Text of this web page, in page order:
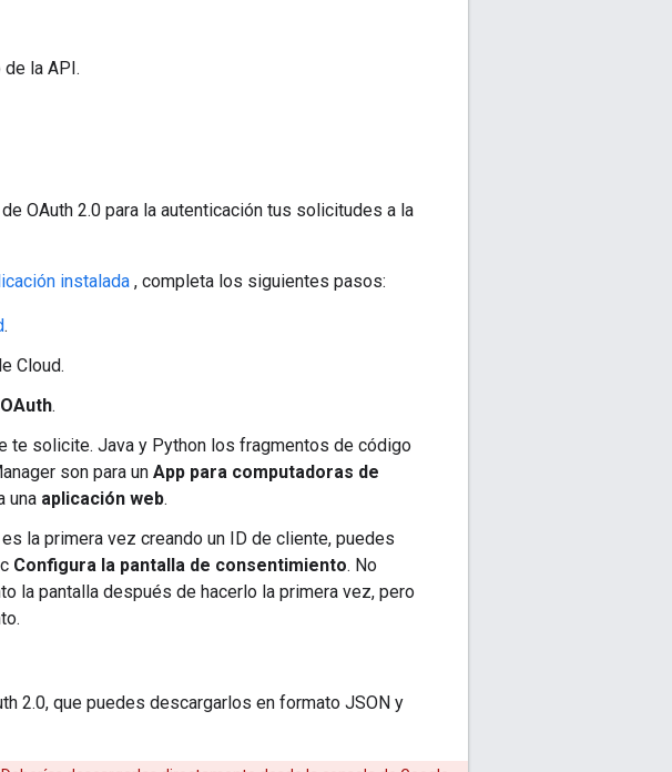
la API.
OAuth 2.0 para la autenticación tus solicitudes a la
instalada , completa los siguientes pasos:
.
Cloud.
.
te solicite. Java y Python los fragmentos de código
son para un App para computadoras de
una aplicación web.
la primera vez creando un ID de cliente, puedes
Configura la pantalla de consentimiento. No
la pantalla después de hacerlo la primera vez, pero
2.0, que puedes descargarlos en formato JSON y